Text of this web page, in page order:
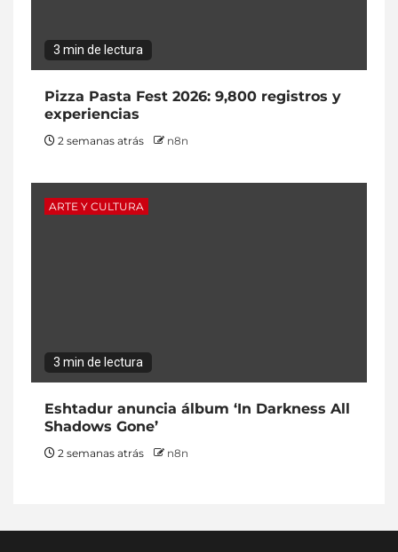
3 min de lectura
Pizza Pasta Fest 2026: 9,800 registros y
experiencias
2 semanas atrás n8n
ARTE Y CULTURA
3 min de lectura
Eshtadur anuncia álbum ‘In Darkness All
Shadows Gone’
2 semanas atrás n8n